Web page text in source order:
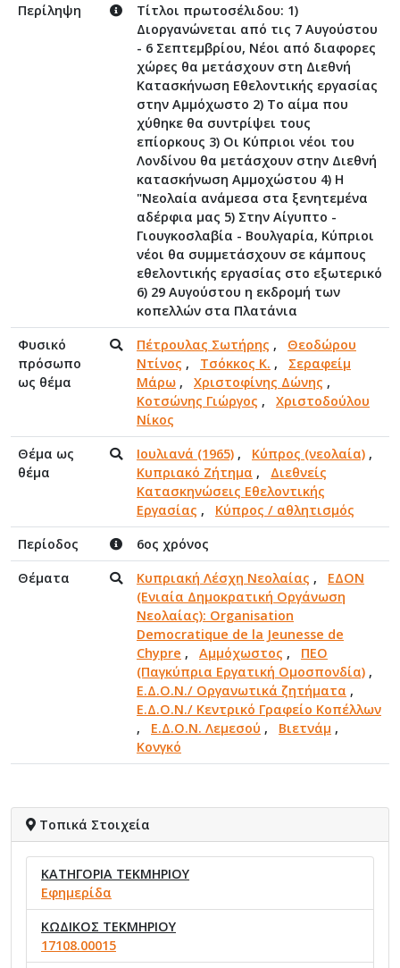
Περίληψη
Τίτλοι πρωτοσέλιδου: 1)
Διοργανώνεται από τις 7 Αυγούστου
- 6 Σεπτεμβρίου, Νέοι από διαφορες
χώρες θα μετάσχουν στη Διεθνή
Κατασκήνωση Εθελοντικής εργασίας
στην Αμμόχωστο 2) Το αίμα που
χύθηκε θα συντρίψει τους
επίορκους 3) Οι Κύπριοι νέοι του
Λονδίνου θα μετάσχουν στην Διεθνή
κατασκήνωση Αμμοχώστου 4) Η
"Νεολαία ανάμεσα στα ξενητεμένα
αδέρφια μας 5) Στην Αίγυπτο -
Γιουγκοσλαβία - Βουλγαρία, Κύπριοι
νέοι θα συμμετάσχουν σε κάμπους
εθελοντικής εργασίας στο εξωτερικό
6) 29 Αυγούστου η εκδρομή των
κοπελλών στα Πλατάνια
Φυσικό
πρόσωπο
ως θέμα
Πέτρουλας Σωτήρης , Θεοδώρου
Ντίνος , Τσόκκος Κ. , Σεραφείμ
Μάρω , Χριστοφίνης Δώνης ,
Κοτσώνης Γιώργος , Χριστοδούλου
Νίκος
Θέμα ως
θέμα
Ιουλιανά (1965) , Κύπρος (νεολαία) ,
Κυπριακό Ζήτημα , Διεθνείς
Κατασκηνώσεις Εθελοντικής
Εργασίας , Κύπρος / αθλητισμός
Περίοδος
6ος χρόνος
Θέματα
Κυπριακή Λέσχη Νεολαίας , ΕΔΟΝ
(Ενιαία Δημοκρατική Οργάνωση
Νεολαίας): Organisation
Democratique de la Jeunesse de
Chypre , Αμμόχωστος , ΠΕΟ
(Παγκύπρια Εργατική Ομοσπονδία) ,
Ε.Δ.Ο.Ν./ Οργανωτικά ζητήματα ,
Ε.Δ.Ο.Ν./ Κεντρικό Γραφείο Κοπέλλων
, Ε.Δ.Ο.Ν. Λεμεσού , Βιετνάμ ,
Κονγκό
Τοπικά Στοιχεία
ΚΑΤΗΓΟΡΙΑ ΤΕΚΜΗΡΙΟΥ
Εφημερίδα
ΚΩΔΙΚΟΣ ΤΕΚΜΗΡΙΟΥ
17108.00015